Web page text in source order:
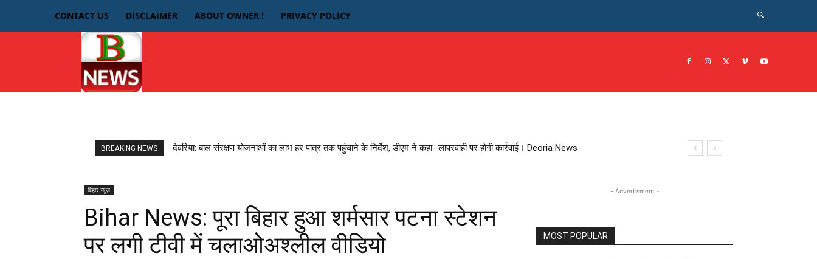
CONTACT US DISCLAIMER ABOUT OWNER ! PRIVACY POLICY
JOB नोकरी सरकारी योजना
BREAKING NEWS देवरिया: बाल संरक्षण योजनाओं का लाभ हर पात्र तक पहुंचाने के निर्देश, डीएम ने कहा- लापरवाही पर होगी कार्रवाई। Deoria News
बिहार न्यूज़
Bihar News: पूरा बिहार हुआ शर्मसार पटना स्टेशन
पर लगी टीवी में चलाओअश्लील वीडियो
- Advertisment -
MOST POPULAR